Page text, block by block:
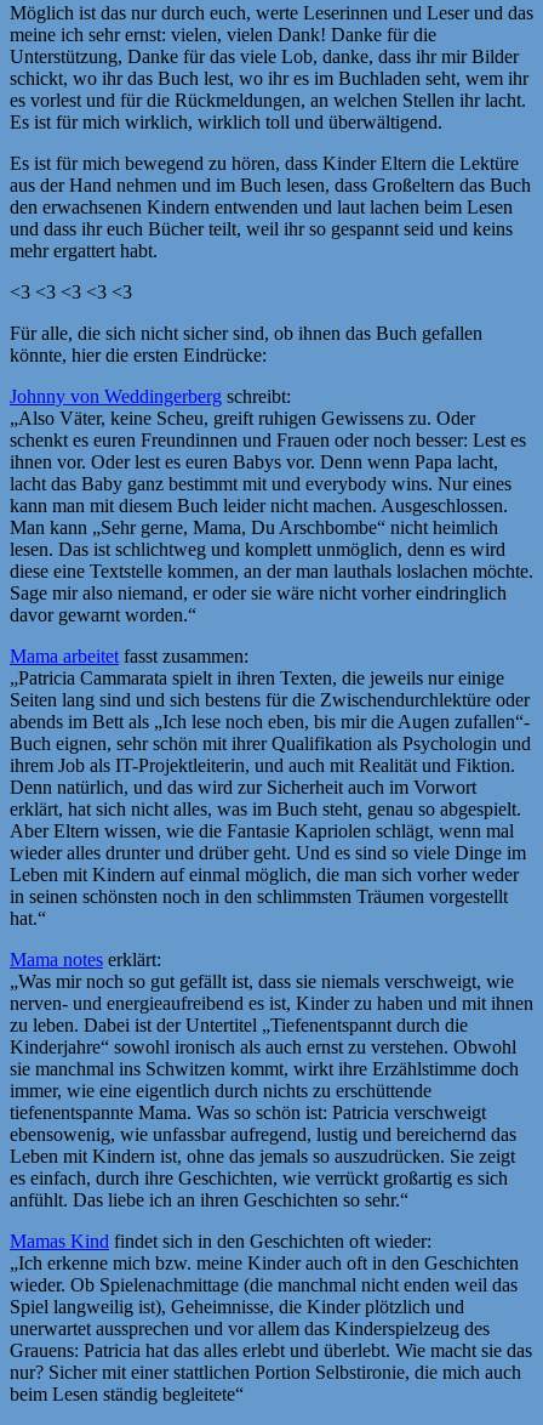
Möglich ist das nur durch euch, werte Leserinnen und Leser und das
meine ich sehr ernst: vielen, vielen Dank! Danke für die
Unterstützung, Danke für das viele Lob, danke, dass ihr mir Bilder
schickt, wo ihr das Buch lest, wo ihr es im Buchladen seht, wem ihr
es vorlest und für die Rückmeldungen, an welchen Stellen ihr lacht.
Es ist für mich wirklich, wirklich toll und überwältigend.
Es ist für mich bewegend zu hören, dass Kinder Eltern die Lektüre
aus der Hand nehmen und im Buch lesen, dass Großeltern das Buch
den erwachsenen Kindern entwenden und laut lachen beim Lesen
und dass ihr euch Bücher teilt, weil ihr so gespannt seid und keins
mehr ergattert habt.
<3 <3 <3 <3 <3
Für alle, die sich nicht sicher sind, ob ihnen das Buch gefallen
könnte, hier die ersten Eindrücke:
Johnny von Weddingerberg schreibt:
„Also Väter, keine Scheu, greift ruhigen Gewissens zu. Oder
schenkt es euren Freundinnen und Frauen oder noch besser: Lest es
ihnen vor. Oder lest es euren Babys vor. Denn wenn Papa lacht,
lacht das Baby ganz bestimmt mit und everybody wins. Nur eines
kann man mit diesem Buch leider nicht machen. Ausgeschlossen.
Man kann „Sehr gerne, Mama, Du Arschbombe“ nicht heimlich
lesen. Das ist schlichtweg und komplett unmöglich, denn es wird
diese eine Textstelle kommen, an der man lauthals loslachen möchte.
Sage mir also niemand, er oder sie wäre nicht vorher eindringlich
davor gewarnt worden.“
Mama arbeitet fasst zusammen:
„Patricia Cammarata spielt in ihren Texten, die jeweils nur einige
Seiten lang sind und sich bestens für die Zwischendurchlektüre oder
abends im Bett als „Ich lese noch eben, bis mir die Augen zufallen“-
Buch eignen, sehr schön mit ihrer Qualifikation als Psychologin und
ihrem Job als IT-Projektleiterin, und auch mit Realität und Fiktion.
Denn natürlich, und das wird zur Sicherheit auch im Vorwort
erklärt, hat sich nicht alles, was im Buch steht, genau so abgespielt.
Aber Eltern wissen, wie die Fantasie Kapriolen schlägt, wenn mal
wieder alles drunter und drüber geht. Und es sind so viele Dinge im
Leben mit Kindern auf einmal möglich, die man sich vorher weder
in seinen schönsten noch in den schlimmsten Träumen vorgestellt
hat.“
Mama notes erklärt:
„Was mir noch so gut gefällt ist, dass sie niemals verschweigt, wie
nerven- und energieaufreibend es ist, Kinder zu haben und mit ihnen
zu leben. Dabei ist der Untertitel „Tiefenentspannt durch die
Kinderjahre“ sowohl ironisch als auch ernst zu verstehen. Obwohl
sie manchmal ins Schwitzen kommt, wirkt ihre Erzählstimme doch
immer, wie eine eigentlich durch nichts zu erschüttende
tiefenentspannte Mama. Was so schön ist: Patricia verschweigt
ebensowenig, wie unfassbar aufregend, lustig und bereichernd das
Leben mit Kindern ist, ohne das jemals so auszudrücken. Sie zeigt
es einfach, durch ihre Geschichten, wie verrückt großartig es sich
anfühlt. Das liebe ich an ihren Geschichten so sehr.“
Mamas Kind findet sich in den Geschichten oft wieder:
„Ich erkenne mich bzw. meine Kinder auch oft in den Geschichten
wieder. Ob Spielenachmittage (die manchmal nicht enden weil das
Spiel langweilig ist), Geheimnisse, die Kinder plötzlich und
unerwartet aussprechen und vor allem das Kinderspielzeug des
Grauens: Patricia hat das alles erlebt und überlebt. Wie macht sie das
nur? Sicher mit einer stattlichen Portion Selbstironie, die mich auch
beim Lesen ständig begleitete“